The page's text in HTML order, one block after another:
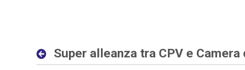
Super alleanza tra CPV e